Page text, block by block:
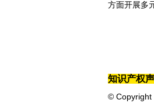
方面开展多
知识产权
© Copyright